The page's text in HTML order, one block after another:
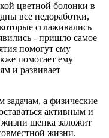
цветной болонки в
все недоработки,
сглаживались
- пришло самое
помогут ему
помогает ему
и развивает
задачам, а физические
активным и
щенка заложит
жизни.